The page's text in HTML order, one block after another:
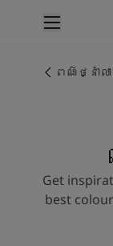
គំនូរខាងក្នុង
ពណ៌ខាងក្នុងទាំ
ពណ៌ថ្នាំលាបខាងក្
ពណ៌ខាងក្រៅទាំ
ពណ៌ថ្នាំល
Get
best